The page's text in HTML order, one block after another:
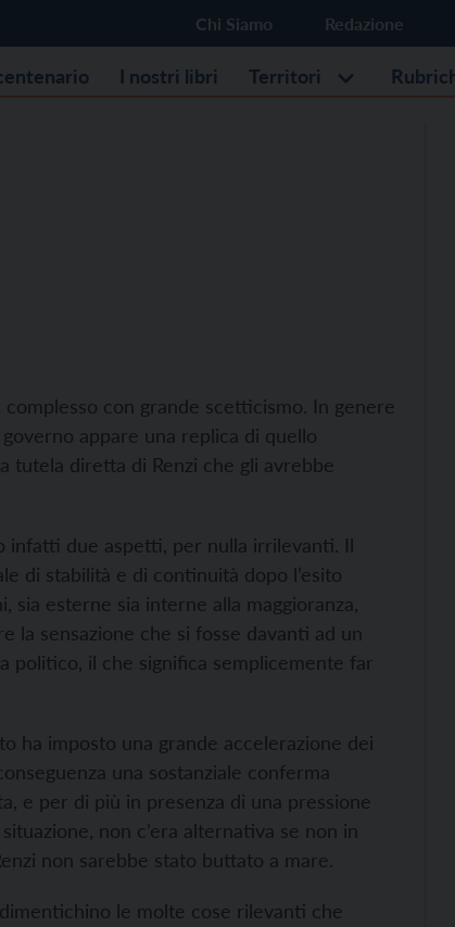
Chi Siamo Redazione
I nostri libri Territori
con grande scetticismo. In genere
appare una replica di quello
tutela diretta di Renzi che gli avrebbe
infatti due aspetti, per nulla irrilevanti. Il
di stabilità e di continuità dopo l’esito
esterne sia interne alla maggioranza,
la sensazione che si fosse davanti ad un
politico, il che significa semplicemente far
ha imposto una grande accelerazione dei
una sostanziale conferma
e per di più in presenza di una pressione
non c’era alternativa se non in
non sarebbe stato buttato a mare.
le molte cose rilevanti che